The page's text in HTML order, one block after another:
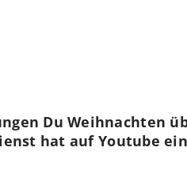
Du Weihnachten
hat auf Youtube